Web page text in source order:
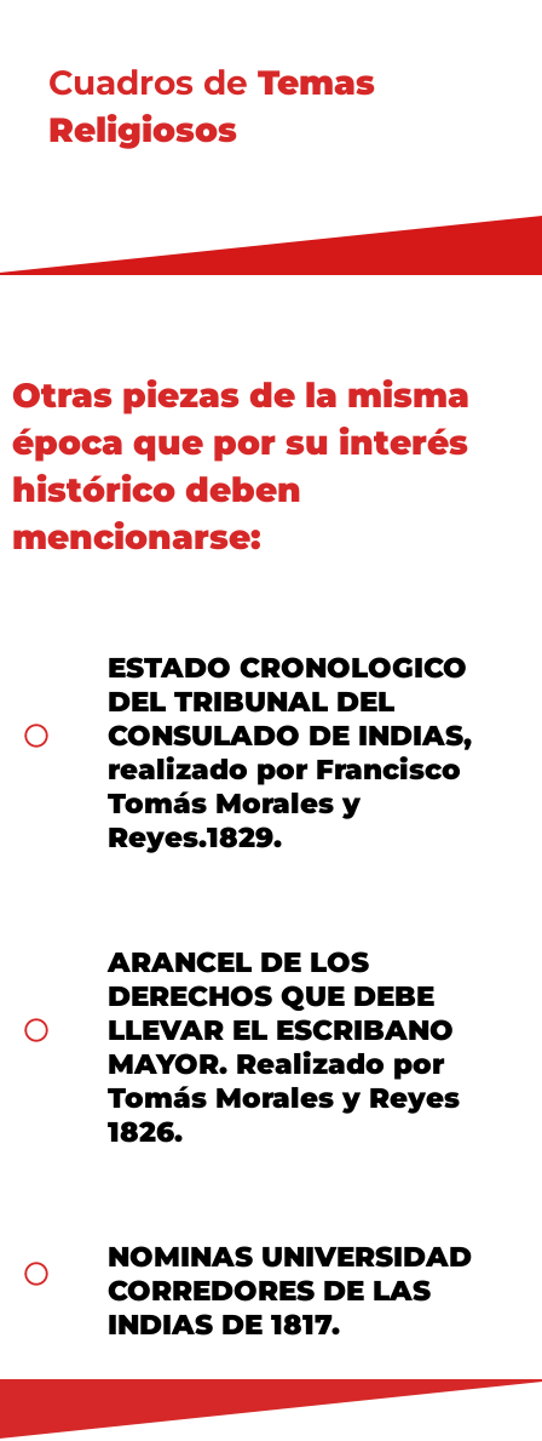
Cuadros de Temas
Religiosos
Otras piezas de la misma
época que por su interés
histórico deben
mencionarse:
ESTADO CRONOLOGICO
DEL TRIBUNAL DEL
CONSULADO DE INDIAS,
realizado por Francisco
Tomás Morales y
Reyes.1829.
ARANCEL DE LOS
DERECHOS QUE DEBE
LLEVAR EL ESCRIBANO
MAYOR. Realizado por
Tomás Morales y Reyes
1826.
NOMINAS UNIVERSIDAD
CORREDORES DE LAS
INDIAS DE 1817.